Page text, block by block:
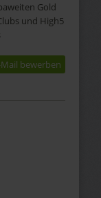
Gold
und High5
Mail bewerben